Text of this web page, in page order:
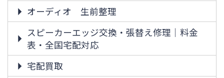
オーディオ 生前整理
スピーカーエッジ交換・張替え修理｜料金
表・全国宅配対応
宅配買取